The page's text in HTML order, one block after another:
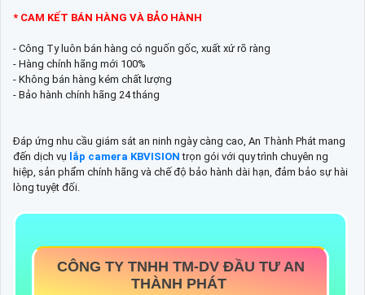
* CAM KẾT BÁN HÀNG VÀ BẢO HÀNH
- Công Ty luôn bán hàng có nguốn gốc, xuất xứ rõ ràng
- Hàng chính hãng mới 100%
- Không bán hàng kém chất lượng
- Bảo hành chính hãng 24 tháng
Đáp ứng nhu cầu giám sát an ninh ngày càng cao, An Thành Phát mang
đến dịch vụ lắp camera KBVISION trọn gói với quy trình chuyên ng
hiệp, sản phẩm chính hãng và chế độ bảo hành dài hạn, đảm bảo sự hài
lòng tuyệt đối.
CÔNG TY TNHH TM-DV ĐẦU TƯ AN
THÀNH PHÁT